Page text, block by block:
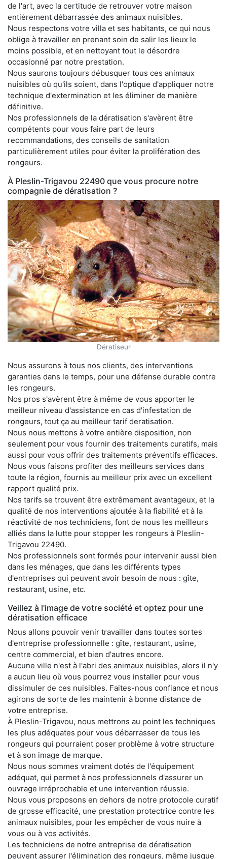
de l'art, avec la certitude de retrouver votre maison
entièrement débarrassée des animaux nuisibles.
Nous respectons votre villa et ses habitants, ce qui nous
oblige à travailler en prenant soin de salir les lieux le
moins possible, et en nettoyant tout le désordre
occasionné par notre prestation.
Nous saurons toujours débusquer tous ces animaux
nuisibles où qu'ils soient, dans l'optique d'appliquer notre
technique d'extermination et les éliminer de manière
définitive.
Nos professionnels de la dératisation s'avèrent être
compétents pour vous faire part de leurs
recommandations, des conseils de sanitation
particulièrement utiles pour éviter la prolifération des
rongeurs.
À Pleslin-Trigavou 22490 que vous procure notre
compagnie de dératisation ?
Dératiseur
Nous assurons à tous nos clients, des interventions
garanties dans le temps, pour une défense durable contre
les rongeurs.
Nos pros s'avèrent être à même de vous apporter le
meilleur niveau d'assistance en cas d'infestation de
rongeurs, tout ça au meilleur tarif deratisation.
Nous nous mettons à votre entière disposition, non
seulement pour vous fournir des traitements curatifs, mais
aussi pour vous offrir des traitements préventifs efficaces.
Nous vous faisons profiter des meilleurs services dans
toute la région, fournis au meilleur prix avec un excellent
rapport qualité prix.
Nos tarifs se trouvent être extrêmement avantageux, et la
qualité de nos interventions ajoutée à la fiabilité et à la
réactivité de nos techniciens, font de nous les meilleurs
alliés dans la lutte pour stopper les rongeurs à Pleslin-
Trigavou 22490.
Nos professionnels sont formés pour intervenir aussi bien
dans les ménages, que dans les différents types
d'entreprises qui peuvent avoir besoin de nous : gîte,
restaurant, usine, etc.
Veillez à l'image de votre société et optez pour une
dératisation efficace
Nous allons pouvoir venir travailler dans toutes sortes
d'entreprise professionnelle : gîte, restaurant, usine,
centre commercial, et bien d'autres encore.
Aucune ville n'est à l'abri des animaux nuisibles, alors il n'y
a aucun lieu où vous pourrez vous installer pour vous
dissimuler de ces nuisibles. Faites-nous confiance et nous
agirons de sorte de les maintenir à bonne distance de
votre entreprise.
À Pleslin-Trigavou, nous mettrons au point les techniques
les plus adéquates pour vous débarrasser de tous les
rongeurs qui pourraient poser problème à votre structure
et à son image de marque.
Nous nous sommes vraiment dotés de l'équipement
adéquat, qui permet à nos professionnels d'assurer un
ouvrage irréprochable et une intervention réussie.
Nous vous proposons en dehors de notre protocole curatif
de grosse efficacité, une prestation protectrice contre les
animaux nuisibles, pour les empêcher de vous nuire à
vous ou à vos activités.
Les techniciens de notre entreprise de dératisation
peuvent assurer l'élimination des rongeurs, même jusque